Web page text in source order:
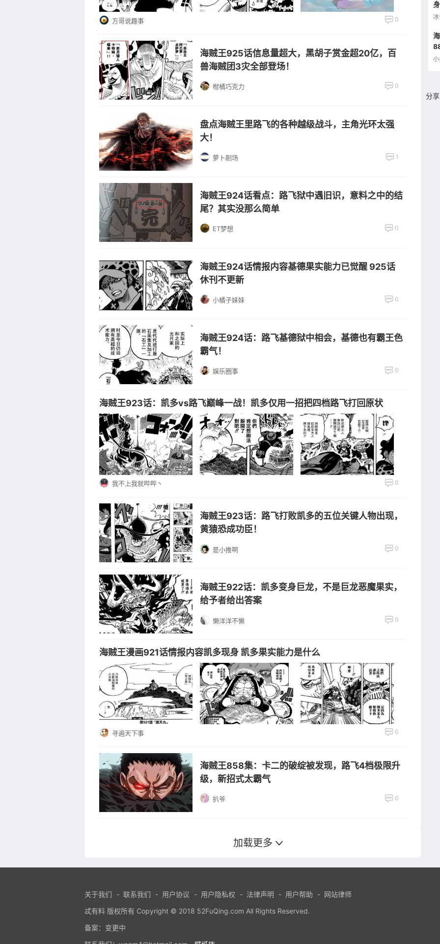
方哥说趣事 0
海贼王925话信息量超大，黑胡子赏金超20亿，百
兽海贼团3灾全部登场！
柑橘巧克力 0
盘点海贼王里路飞的各种越级战斗，主角光环太强
大！
萝卜剧场 1
海贼王924话看点：路飞狱中遇旧识，意料之中的结
尾？其实没那么简单
ET梦想 0
海贼王924话情报内容基德果实能力已觉醒 925话
休刊不更新
小橘子妹妹 0
海贼王924话：路飞基德狱中相会，基德也有霸王色
霸气！
娱乐圈事 0
海贼王923话：凯多vs路飞巅峰一战！凯多仅用一招把四档路飞打回原状
我不上我就哔哔丶 0
海贼王923话：路飞打败凯多的五位关键人物出现，
黄猿恐成功臣！
是小推啊 0
海贼王922话：凯多变身巨龙，不是巨龙恶魔果实，
给予者给出答案
懒洋洋不懒 0
海贼王漫画921话情报内容凯多现身 凯多果实能力是什么
寻遍天下事 0
海贼王858集：卡二的破绽被发现，路飞4档极限升
级，新招式太霸气
扒爷 0
加载更多
分
关于我们 - 联系我们 - 用户协议 - 用户隐私权 - 法律声明 - 用户帮助 - 网站律师
忒有料 版权所有 Copyright © 2018 52FuQing.com All Rights Reserved.
备案：变更中